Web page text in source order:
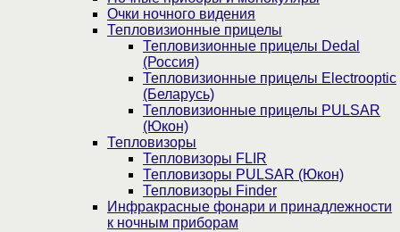
Очки ночного видения
Тепловизионные прицелы
Тепловизионные прицелы Dedal
(Россия)
Тепловизионные прицелы Electrooptic
(Беларусь)
Тепловизионные прицелы PULSAR
(Юкон)
Тепловизоры
Тепловизоры FLIR
Тепловизоры PULSAR (Юкон)
Тепловизоры Finder
Инфракрасные фонари и принадлежности
к ночным приборам